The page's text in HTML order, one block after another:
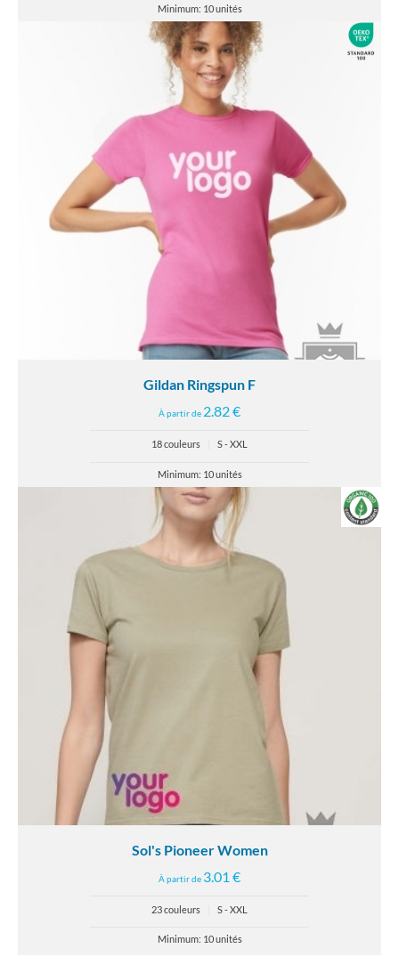
Minimum: 10 unités
Gildan Ringspun F
À partir de 2.82 €
18 couleurs S - XXL
Minimum: 10 unités
Sol's Pioneer Women
À partir de 3.01 €
23 couleurs S - XXL
Minimum: 10 unités